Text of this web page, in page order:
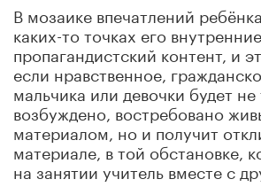
В мозаике впечатлений
каких-то точках его
пропагандистский контент, и
если нравственное,
мальчика или девочки будет не
возбуждено, востребовано
материалом, но и получит
материале, в той обстановке,
на занятии учитель вместе с